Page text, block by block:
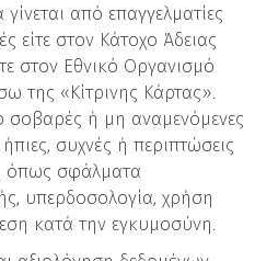
από επαγγελματίες
είτε στον Κάτοχο Άδειας
στον Εθνικό Οργανισμό
«Κίτρινης Κάρτας».
σοβαρές ή μη αναμενόμενες
συχνές ή περιπτώσεις
όπως σφάλματα
υπερδοσολογία, χρήση
κατά την εγκυμοσύνη.